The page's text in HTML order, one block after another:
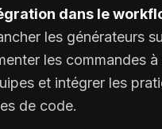
dans le
les générateurs
les commandes à
et intégrer les
de code.